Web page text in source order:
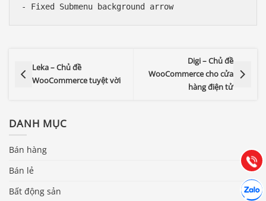
Leka – Chủ đề
WooCommerce tuyệt vời
Digi – Chủ đề
WooCommerce cho cửa
hàng điện tử
DANH MỤC
Bán hàng
Bán lẻ
Bất động sản
Gọi
Báo giá & Đặt hàng:
(028) 22.166.144
Chát